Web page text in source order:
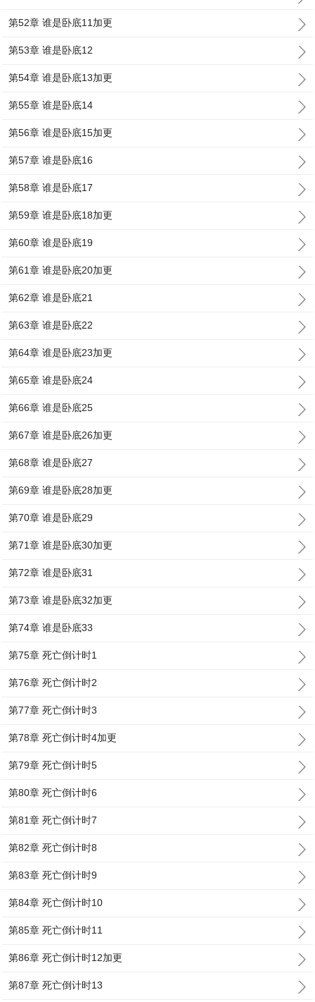
第52章 谁是卧底11加更
第53章 谁是卧底12
第54章 谁是卧底13加更
第55章 谁是卧底14
第56章 谁是卧底15加更
第57章 谁是卧底16
第58章 谁是卧底17
第59章 谁是卧底18加更
第60章 谁是卧底19
第61章 谁是卧底20加更
第62章 谁是卧底21
第63章 谁是卧底22
第64章 谁是卧底23加更
第65章 谁是卧底24
第66章 谁是卧底25
第67章 谁是卧底26加更
第68章 谁是卧底27
第69章 谁是卧底28加更
第70章 谁是卧底29
第71章 谁是卧底30加更
第72章 谁是卧底31
第73章 谁是卧底32加更
第74章 谁是卧底33
第75章 死亡倒计时1
第76章 死亡倒计时2
第77章 死亡倒计时3
第78章 死亡倒计时4加更
第79章 死亡倒计时5
第80章 死亡倒计时6
第81章 死亡倒计时7
第82章 死亡倒计时8
第83章 死亡倒计时9
第84章 死亡倒计时10
第85章 死亡倒计时11
第86章 死亡倒计时12加更
第87章 死亡倒计时13